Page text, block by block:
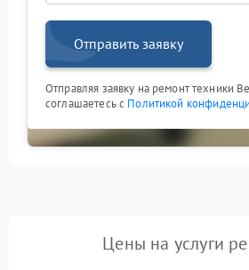
Отправить заявку
Отправляя заявку на ремонт техники
соглашаетесь с Политикой
Цены на услуги